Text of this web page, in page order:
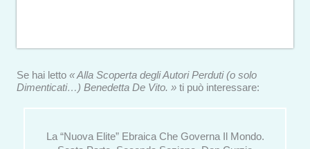
Se hai letto « Alla Scoperta degli Autori Perduti (o solo
Dimenticati…) Benedetta De Vito. » ti può interessare:
La “Nuova Elite” Ebraica Che Governa Il Mondo.